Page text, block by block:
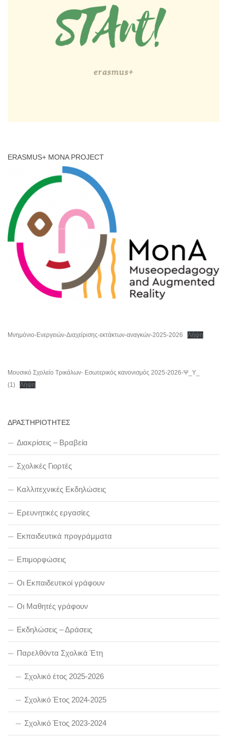
ERASMUS+ MONA PROJECT
Μνημόνιο-Ενεργειών-Διαχείρισης-εκτάκτων-αναγκών-2025-2026 Λήψη
Μουσικό Σχολείο Τρικάλων- Εσωτερικός κανονισμός 2025-2026-Ψ_Υ_
(1)
Λήψη
ΔΡΑΣΤΗΡΙΟΤΗΤΕΣ
Διακρίσεις – Βραβεία
Σχολικές Γιορτές
Καλλιτεχνικές Εκδηλώσεις
Ερευνητικές εργασίες
Εκπαιδευτικά προγράμματα
Επιμορφώσεις
Οι Εκπαιδευτικοί γράφουν
Οι Μαθητές γράφουν
Εκδηλώσεις – Δράσεις
Παρελθόντα Σχολικά Έτη
Σχολικό έτος 2025-2026
Σχολικό Έτος 2024-2025
Σχολικό Έτος 2023-2024